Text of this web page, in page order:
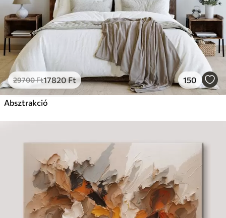
29700Ft17820Ft 150
Absztrakció